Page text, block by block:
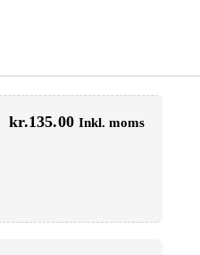
kr.135.00 Inkl. moms